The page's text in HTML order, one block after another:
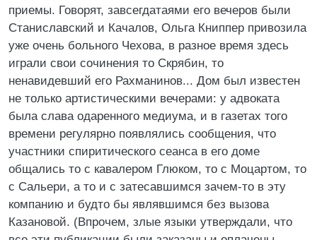
приемы. Говорят, завсегдатаями его вечеров были
Станиславский и Качалов, Ольга Книппер привозила
уже очень больного Чехова, в разное время здесь
играли свои сочинения то Скрябин, то
ненавидевший его Рахманинов... Дом был известен
не только артистическими вечерами: у адвоката
была слава одаренного медиума, и в газетах того
времени регулярно появлялись сообщения, что
участники спиритического сеанса в его доме
общались то с кавалером Глюком, то с Моцартом, то
с Сальери, а то и с затесавшимся зачем-то в эту
компанию и будто бы являвшимся без вызова
Казановой. (Впрочем, злые языки утверждали, что